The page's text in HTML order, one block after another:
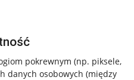
pokrewnym (np. piksele,
danych osobowych (między